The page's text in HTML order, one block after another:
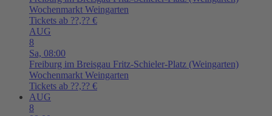
Wochenmarkt Weingarten
Tickets ab ??,?? €
AUG
8
Sa, 08:00
Freiburg im Breisgau Fritz-Schieler-Platz (Weingarten)
Wochenmarkt Weingarten
Tickets ab ??,?? €
AUG
8